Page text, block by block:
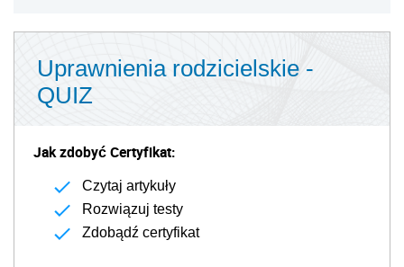
Uprawnienia rodzicielskie -
QUIZ
Jak zdobyć Certyfikat:
Czytaj artykuły
Rozwiązuj testy
Zdobądź certyfikat